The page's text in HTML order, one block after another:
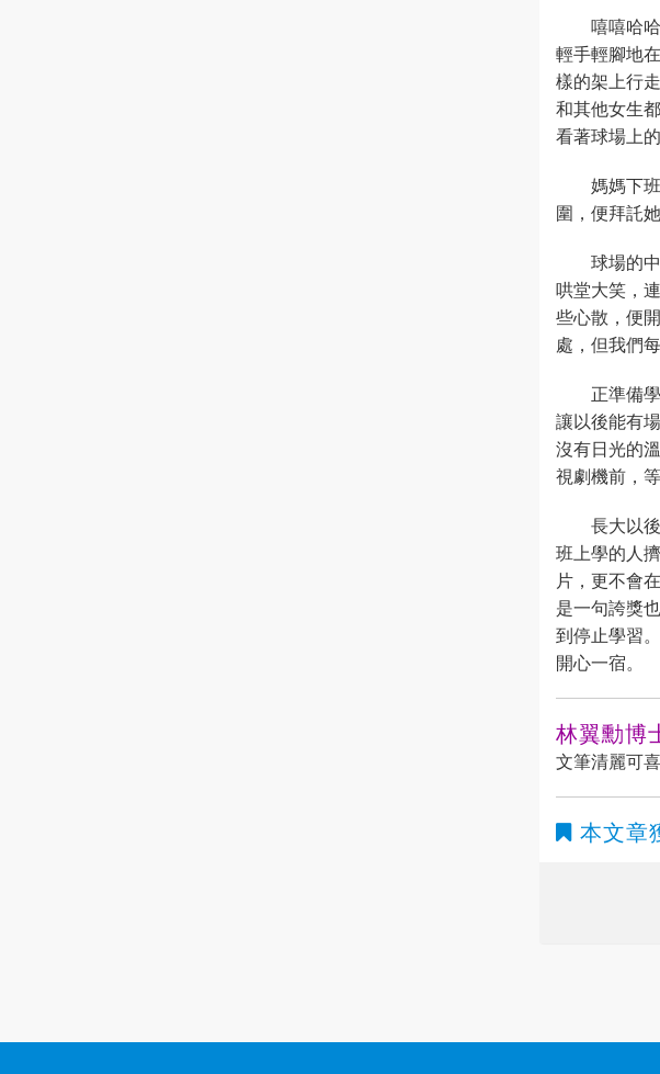
嘻嘻哈
輕手輕腳地
樣的架上行
和其他女生
看著球場上
媽媽下
圍，便拜託
球場的
哄堂大笑，
些心散，便
處，但我們
正準備
讓以後能有
沒有日光的
視劇機前，
長大以
班上學的人
片，更不會
是一句誇獎
到停止學習
開心一宿。
林翼勳博
文筆清麗可
本文章